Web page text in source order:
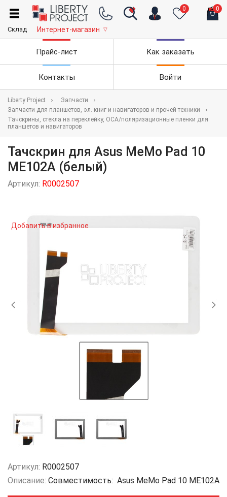
0 0
Склад Интернет-магазин ▽
Прайс-лист Как заказать
Контакты Войти
Liberty Project
Запчасти
Запчасти для планшетов, эл. книг и навигаторов и прочей техники
Тачскрины, стекла на переклейку, OCA/поляризационные пленки для
планшетов и навигаторов
Тачскрин для Asus MeMo Pad 10
ME102A (белый)
Артикул: R0002507
Добавить в избранное
Артикул: R0002507
Описание: Совместимость: Asus MeMo Pad 10 ME102A